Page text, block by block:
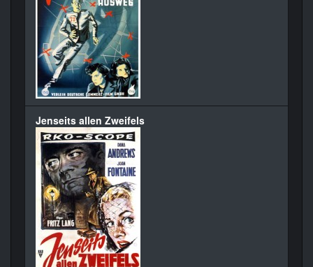
Jenseits allen Zweifels